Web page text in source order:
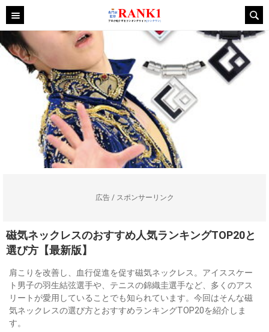
広告 / スポンサーリンク
磁気ネックレスのおすすめ人気ランキングTOP20と
選び方【最新版】
肩こりを改善し、血行促進を促す磁気ネックレス。アイススケー
ト男子の羽生結弦選手や、テニスの錦織圭選手など、多くのアス
リートが愛用していることでも知られています。今回はそんな磁
気ネックレスの選び方とおすすめランキングTOP20を紹介しま
す。